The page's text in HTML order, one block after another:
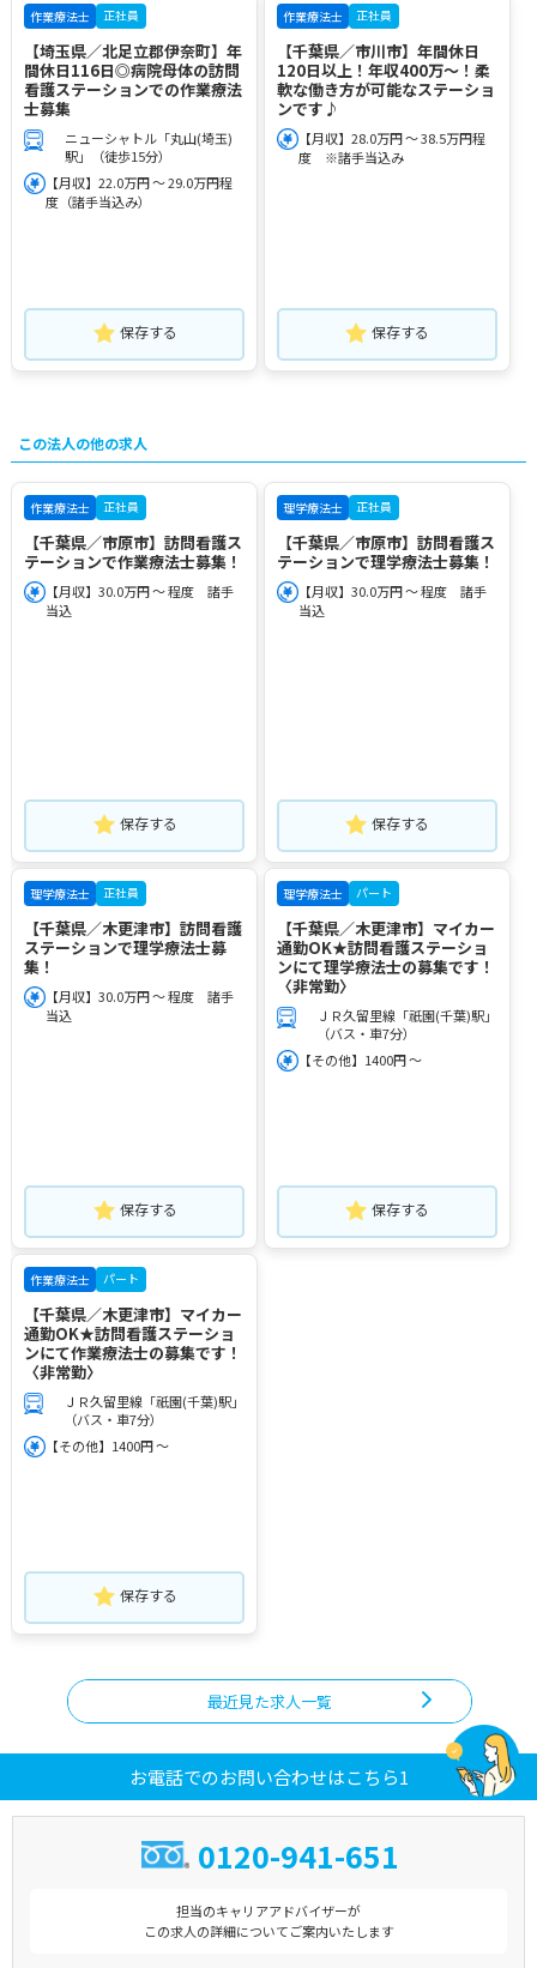
作業療法士 正社員
【埼玉県／北足立郡伊奈町】年
間休日116日◎病院母体の訪問
看護ステーションでの作業療法
士募集
ニューシャトル「丸山(埼玉)
駅」（徒歩15分）
【月収】22.0万円 ～ 29.0万円程
度（諸手当込み）
保存する
作業療法士 正社員
【千葉県／市川市】年間休日
120日以上！年収400万～！柔
軟な働き方が可能なステーショ
ンです♪
【月収】28.0万円 ～ 38.5万円程
度 ※諸手当込み
保存する
この法人の他の求人
作業療法士 正社員
【千葉県／市原市】訪問看護ス
テーションで作業療法士募集！
【月収】30.0万円 ～ 程度 諸手
当込
保存する
理学療法士 正社員
【千葉県／市原市】訪問看護ス
テーションで理学療法士募集！
【月収】30.0万円 ～ 程度 諸手
当込
保存する
理学療法士 正社員
【千葉県／木更津市】訪問看護
ステーションで理学療法士募
集！
【月収】30.0万円 ～ 程度 諸手
当込
保存する
理学療法士 パート
【千葉県／木更津市】マイカー
通勤OK★訪問看護ステーショ
ンにて理学療法士の募集です！
〈非常勤〉
ＪＲ久留里線「祇園(千葉)駅」
（バス・車7分）
【その他】1400円 ～
保存する
作業療法士 パート
【千葉県／木更津市】マイカー
通勤OK★訪問看護ステーショ
ンにて作業療法士の募集です！
〈非常勤〉
ＪＲ久留里線「祇園(千葉)駅」
（バス・車7分）
【その他】1400円 ～
保存する
最近見た求人一覧
お電話でのお問い合わせはこちら1
0120-941-651
担当のキャリアアドバイザーが
この求人の詳細についてご案内いたします